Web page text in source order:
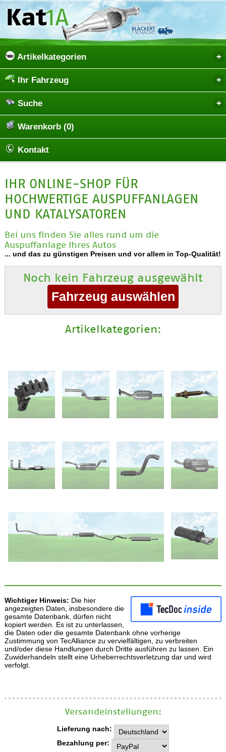
Artikelkategorien
Ihr Fahrzeug
Suche
Warenkorb (0)
Kontakt
IHR ONLINE-SHOP FÜR
HOCHWERTIGE AUSPUFFANLAGEN
UND KATALYSATOREN
Bei uns finden Sie alles rund um die
Auspuffanlage Ihres Autos
... und das zu günstigen Preisen und vor allem in Top-Qualität!
Noch kein Fahrzeug ausgewählt
Artikelkategorien:
Wichtiger Hinweis: Die hier
angezeigten Daten, insbesondere die
gesamte Datenbank, dürfen nicht
kopiert werden. Es ist zu unterlassen,
die Daten oder die gesamte Datenbank ohne vorherige
Zustimmung von TecAlliance zu vervielfältigen, zu verbreiten
und/oder diese Handlungen durch Dritte ausführen zu lassen. Ein
Zuwiderhandeln stellt eine Urheberrechtsverletzung dar und wird
verfolgt.
Versand­einstellungen:
Lieferung nach:
Bezahlung per: